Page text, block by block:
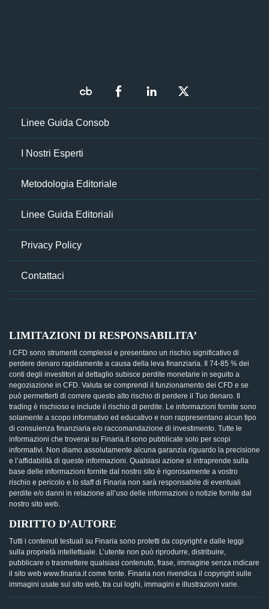
Linee Guida Consob
I Nostri Esperti
Metodologia Editoriale
Linee Guida Editoriali
Privacy Policy
Contattaci
LIMITAZIONI DI RESPONSABILITA’
I CFD sono strumenti complessi e presentano un rischio significativo di
perdere denaro rapidamente a causa della leva finanziaria. Il 74-85 % dei
conti degli investitori al dettaglio subisce perdite monetarie in seguito a
negoziazione in CFD. Valuta se comprendi il funzionamento dei CFD e se
può permetterti di correre questo alto rischio di perdere il Tuo denaro. Il
trading è rischioso e include il rischio di perdite. Le informazioni fornite sono
solamente a scopo informativo ed educativo e non rappresentano alcun tipo
di consulenza finanziaria e/o raccomandazione di investimento. Tutte le
informazioni che troverai su Finaria.it sono pubblicate solo per scopi
informativi. Non diamo assolutamente alcuna garanzia riguardo la precisione
e l’affidabilità di queste informazioni. Qualsiasi azione si intraprende sulla
base delle informazioni fornite dal nostro sito è rigorosamente a vostro
rischio e pericolo e lo staff di Finaria non sarà responsabile di eventuali
perdite e/o danni in relazione all’uso delle informazioni o notizie fornite dal
nostro sito web.
DIRITTO D’AUTORE
Tutti i contenuti testuali su Finaria sono protetti da copyright e dalle leggi
sulla proprietà intellettuale. L’utente non può riprodurre, distribuire,
pubblicare o trasmettere qualsiasi contenuto, frase, immagine senza indicare
il sito web www.finaria.it come fonte. Finaria non rivendica il copyright sulle
immagini usate sul sito web, tra cui loghi, immagini e illustrazioni varie.